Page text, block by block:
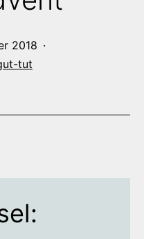
2018
tut